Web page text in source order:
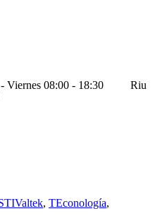
Viernes 08:00 - 18:30
Riu
, TEconología,